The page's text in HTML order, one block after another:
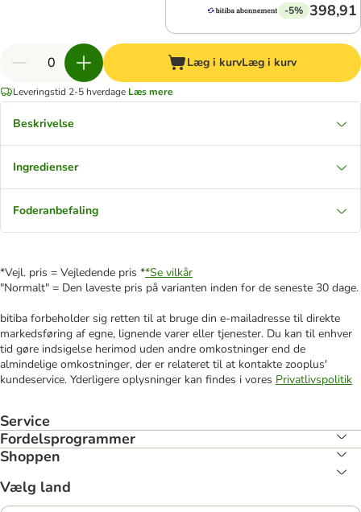
-5% 398,91
Læg i kurvLæg i kurv
Leveringstid 2-5 hverdage Læs mere
Beskrivelse
Ingredienser
Foderanbefaling
*Vejl. pris = Vejledende pris **Se vilkår
"Normalt" = Den laveste pris på varianten inden for de seneste 30 dage.
bitiba forbeholder sig retten til at bruge din e-mailadresse til direkte
markedsføring af egne, lignende varer eller tjenester. Du kan til enhver
tid gøre indsigelse herimod uden andre omkostninger end de
almindelige omkostninger, der er relateret til at kontakte zooplus'
kundeservice. Yderligere oplysninger kan findes i vores Privatlivspolitik
Service
Fordelsprogrammer
Shoppen
Vælg land